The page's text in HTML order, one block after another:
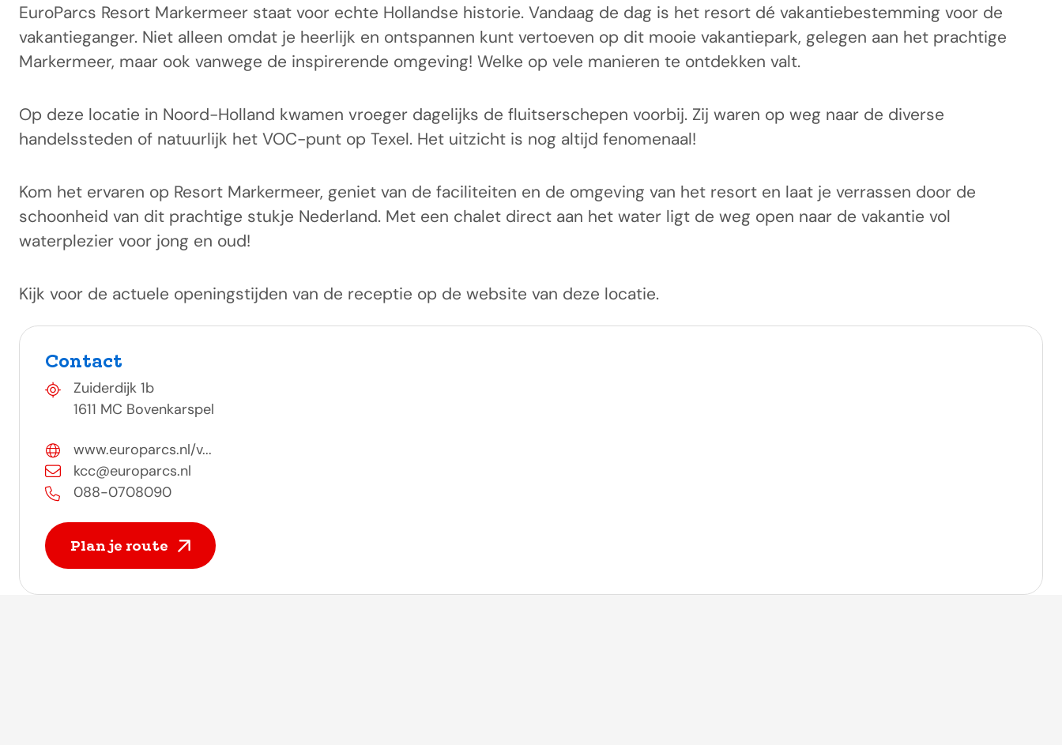
EuroParcs Resort Markermeer staat voor echte Hollandse historie. Vandaag de dag is het resort dé vakantiebestemming voor de
vakantieganger. Niet alleen omdat je heerlijk en ontspannen kunt vertoeven op dit mooie vakantiepark, gelegen aan het prachtige
Markermeer, maar ook vanwege de inspirerende omgeving! Welke op vele manieren te ontdekken valt.
Op deze locatie in Noord-Holland kwamen vroeger dagelijks de fluitserschepen voorbij. Zij waren op weg naar de diverse
handelssteden of natuurlijk het VOC-punt op Texel. Het uitzicht is nog altijd fenomenaal!
Kom het ervaren op Resort Markermeer, geniet van de faciliteiten en de omgeving van het resort en laat je verrassen door de
schoonheid van dit prachtige stukje Nederland. Met een chalet direct aan het water ligt de weg open naar de vakantie vol
waterplezier voor jong en oud!
Kijk voor de actuele openingstijden van de receptie op de website van deze locatie.
Contact
Zuiderdijk 1b
1611 MC Bovenkarspel
www.europarcs.nl/v...
kcc@europarcs.nl
088-0708090
Plan je route